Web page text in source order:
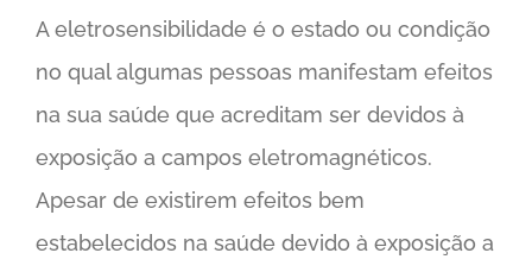
A eletrosensibilidade é o estado ou condição
no qual algumas pessoas manifestam efeitos
na sua saúde que acreditam ser devidos à
exposição a campos eletromagnéticos.
Apesar de existirem efeitos bem
estabelecidos na saúde devido à exposição a